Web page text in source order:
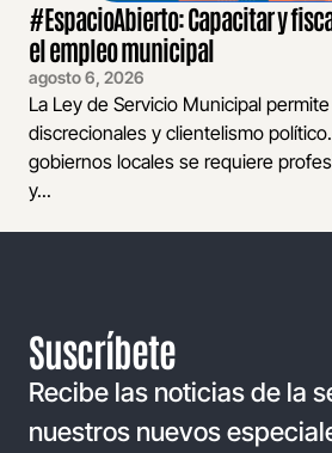
#EspacioAbierto: Capacitar y
el empleo municipal
agosto 6, 2026
La Ley de Servicio Municipal
discrecionales y clientelismo
gobiernos locales se requiere
y...
Suscríbete
Recibe las noticias de la
nuestros nuevos